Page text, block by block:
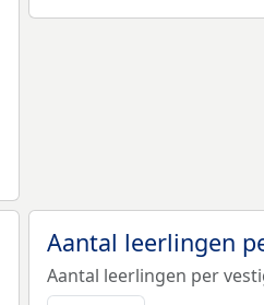
Aantal leerlingen
Aantal leerlingen per